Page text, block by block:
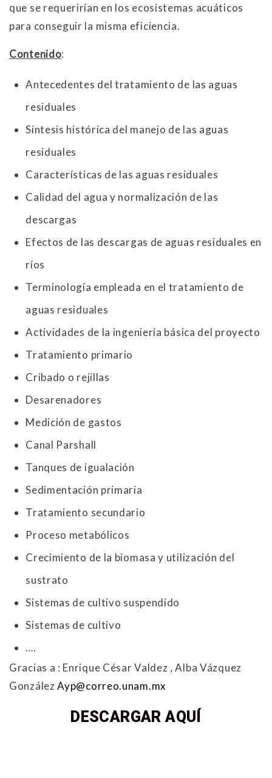
que se requerirían en los ecosistemas acuáticos
para conseguir la misma eficiencia.
Contenido:
Antecedentes del tratamiento de las aguas
residuales
Síntesis histórica del manejo de las aguas
residuales
Características de las aguas residuales
Calidad del agua y normalización de las
descargas
Efectos de las descargas de aguas residuales en
ríos
Terminología empleada en el tratamiento de
aguas residuales
Actividades de la ingeniería básica del proyecto
Tratamiento primario
Cribado o rejillas
Desarenadores
Medición de gastos
Canal Parshall
Tanques de igualación
Sedimentación primaria
Tratamiento secundario
Proceso metabólicos
Crecimiento de la biomasa y utilización del
sustrato
Sistemas de cultivo suspendido
Sistemas de cultivo
….
Gracias a : Enrique César Valdez , Alba Vázquez
GonzálezAyp@correo.unam.mx
DESCARGAR AQUÍ